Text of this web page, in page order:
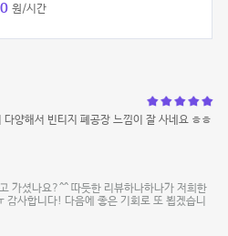
원/시간
양해서 빈티지 폐공장 느낌이 잘 사네요 ㅎㅎ
가셨나요?^^ 따듯한 리뷰하나하나가 저희한
감사합니다! 다음에 좋은 기회로 또 뵙겠습니